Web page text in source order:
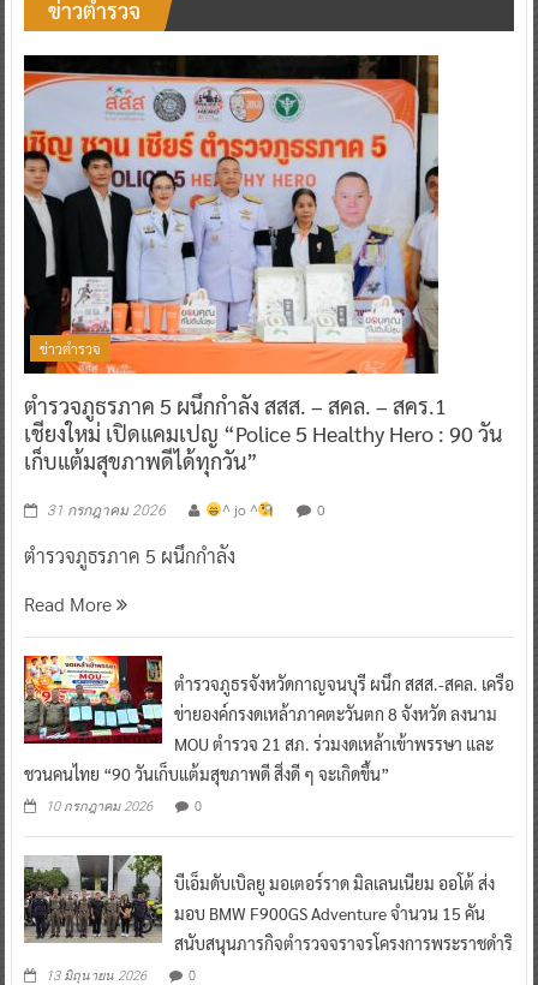
ข่าวตำรวจ
ข่าวตำรวจ
ตำรวจภูธรภาค 5 ผนึกกำลัง สสส. – สคล. – สคร.1
เชียงใหม่ เปิดแคมเปญ “Police 5 Healthy Hero : 90 วัน
เก็บแต้มสุขภาพดีได้ทุกวัน”
31 กรกฎาคม 2026 ^ jo ^ 0
ตำรวจภูธรภาค 5 ผนึกกำลัง
Read More
ตำรวจภูธรจังหวัดกาญจนบุรี ผนึก สสส.-สคล. เครือ
ข่ายองค์กรงดเหล้าภาคตะวันตก 8 จังหวัด ลงนาม
MOU ตำรวจ 21 สภ. ร่วมงดเหล้าเข้าพรรษา และ
ชวนคนไทย “90 วันเก็บแต้มสุขภาพดี สิ่งดี ๆ จะเกิดขึ้น”
10 กรกฎาคม 2026 0
บีเอ็มดับเบิลยู มอเตอร์ราด มิลเลนเนียม ออโต้ ส่ง
มอบ BMW F900GS Adventure จำนวน 15 คัน
สนับสนุนภารกิจตำรวจจราจรโครงการพระราชดำริ
13 มิถุนายน 2026 0